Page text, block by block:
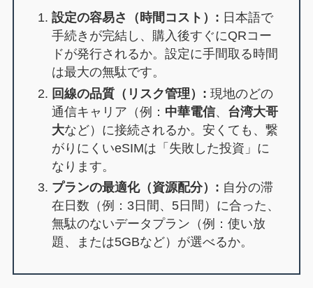
設定の容易さ（時間コスト）: 日本語で
手続きが完結し、購入後すぐにQRコー
ドが発行されるか。設定に手間取る時間
は最大の無駄です。
回線の品質（リスク管理）: 現地のどの
通信キャリア（例： 中華電信、 台湾大哥
大など）に接続されるか。安くても、繋
がりにくいeSIMは「失敗した投資」に
なります。
プランの最適化（資源配分）: 自分の滞
在日数（例：3日間、5日間）に合った、
無駄のないデータプラン（例：使い放
題、または5GBなど）が選べるか。